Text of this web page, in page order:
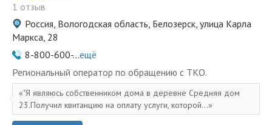
1 отзыв
Россия, Вологодская область, Белозерск, улица Карла
Маркса, 28
8-800-600-...ещё
Региональный оператор по обращению с ТКО.
"Я являюсь собственником дома в деревне Средняя дом
23.Получил квитанцию на оплату услуги, которой...